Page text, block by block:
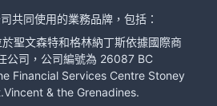
共同使用的業務品牌，包括：
聖文森特和格林納丁斯依據國際商
公司，公司編號為 26087 BC
Financial Services Centre Stoney
& the Grenadines.